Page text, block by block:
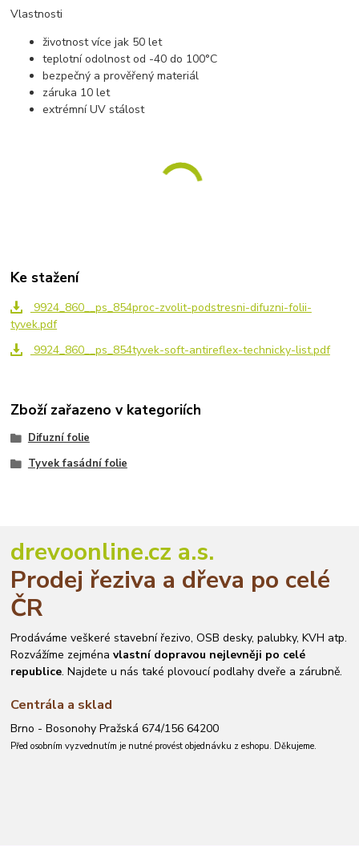
Vlastnosti
životnost více jak 50 let
teplotní odolnost od -40 do 100°C
bezpečný a prověřený materiál
záruka 10 let
extrémní UV stálost
Ke stažení
9924_860__ps_854proc-zvolit-podstresni-difuzni-folii-
tyvek.pdf
9924_860__ps_854tyvek-soft-antireflex-technicky-list.pdf
Zboží zařazeno v kategoriích
Difuzní folie
Tyvek fasádní folie
drevoonline.cz a.s.
Prodej řeziva a dřeva po celé
ČR
Prodáváme veškeré stavební řezivo, OSB desky, palubky, KVH atp.
Rozvážíme zejménavlastní dopravou nejlevněji po celé
republice. Najdete u nás také plovoucí podlahy dveře a zárubně.
Centrála a sklad
Brno - Bosonohy Pražská 674/156 64200
Před osobním vyzvednutím je nutné provést objednávku z eshopu. Děkujeme.